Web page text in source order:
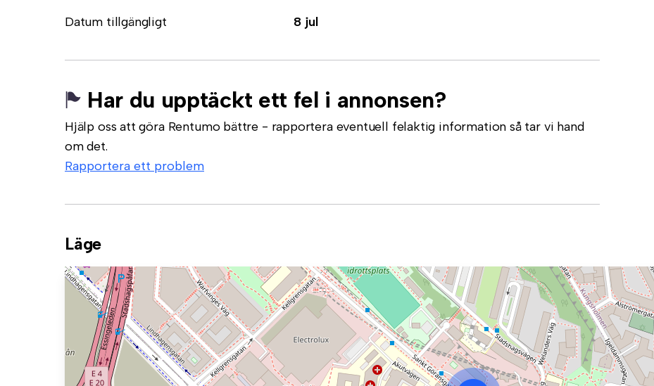
Datum tillgängligt
8 jul
Har du upptäckt ett fel i annonsen?
Hjälp oss att göra Rentumo bättre - rapportera eventuell felaktig information så tar vi hand
om det.
Rapportera ett problem
Läge